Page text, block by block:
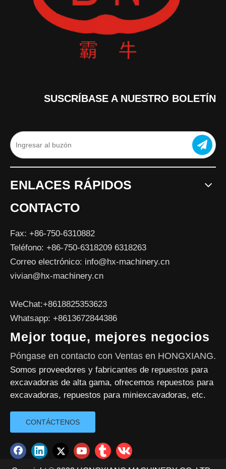
SUSCRÍBASE A NUESTRO BOLETÍN
ENLACES RÁPIDOS
CONTACTO
Fax: +86-750-6310882
Teléfono: +86-750-6318209 6318263
Correo electrónico: info@hx-machinery.cn
vivian@hx-machinery.cn
WeChat:+8618825353623
Whatsapp: +8613672844386
Mejor toque, mejores negocios
Póngase en contacto con Ventas en HONGXIANG.
Somos proveedores y fabricantes de repuestos para
excavadoras de alta gama, ofrecemos repuestos para
excavadoras, repuestos para miniexcavadoras, etc.
CONTÁCTENOS